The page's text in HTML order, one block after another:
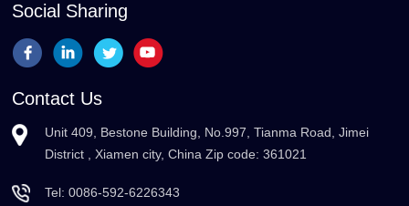
Social Sharing
Contact Us
Unit 409, Bestone Building, No.997, Tianma Road, Jimei
District , Xiamen city, China Zip code: 361021
Tel:0086-592-6226343